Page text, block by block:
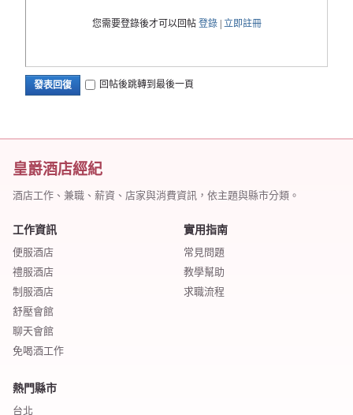
您需要登錄後才可以回帖 登錄| 立即註冊
發表回復 回帖後跳轉到最後一頁
皇爵酒店經紀
酒店工作、兼職、薪資、店家與消費資訊，依主題與縣市分類。
工作資訊
便服酒店
禮服酒店
制服酒店
舒壓會館
聊天會館
免喝酒工作
實用指南
常見問題
教學幫助
求職流程
熱門縣市
台北